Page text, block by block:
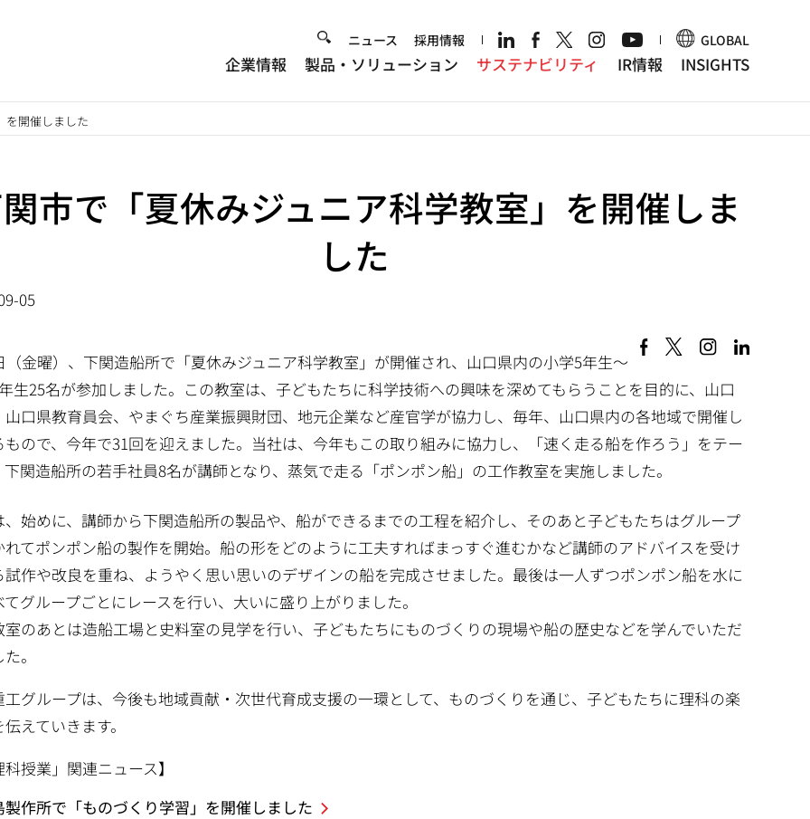
Header
ニュース 採用情報 GLOBAL
企業情報 製品・ソリューション サステナビリティ IR情報 INSIGHTS
を開催しました
市で「夏休みジュニア科学教室」を開催しま
した
05
（金曜）、下関造船所で「夏休みジュニア科学教室」が開催され、山口県内の小学5年生～
生25名が参加しました。この教室は、子どもたちに科学技術への興味を深めてもらうことを目的に、山口
山口県教育員会、やまぐち産業振興財団、地元企業など産官学が協力し、毎年、山口県内の各地域で開催し
もので、今年で31回を迎えました。当社は、今年もこの取り組みに協力し、「速く走る船を作ろう」をテー
下関造船所の若手社員8名が講師となり、蒸気で走る「ポンポン船」の工作教室を実施しました。
、始めに、講師から下関造船所の製品や、船ができるまでの工程を紹介し、そのあと子どもたちはグループ
れてポンポン船の製作を開始。船の形をどのように工夫すればまっすぐ進むかなど講師のアドバイスを受け
試作や改良を重ね、ようやく思い思いのデザインの船を完成させました。最後は一人ずつポンポン船を水に
グループごとにレースを行い、大いに盛り上がりました。
室のあとは造船工場と史料室の見学を行い、子どもたちにものづくりの現場や船の歴史などを学んでいただ
。
工グループは、今後も地域貢献・次世代育成支援の一環として、ものづくりを通じ、子どもたちに理科の楽
えていきます。
授業」関連ニュース】
製作所で「ものづくり学習」を開催しました